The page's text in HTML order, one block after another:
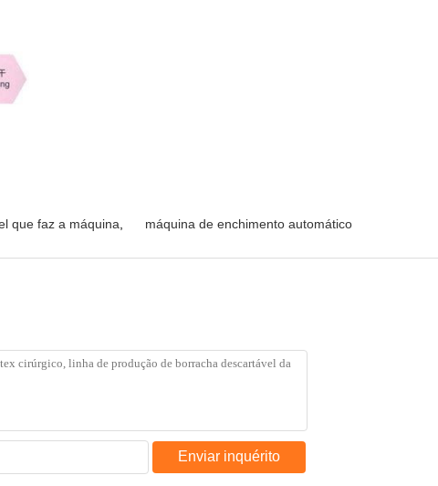
que faz a máquina máquina de enchimento automático
Enviar inquérito